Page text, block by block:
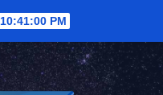
10:41:02 PM